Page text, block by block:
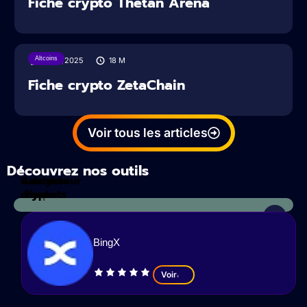
Altcoins
19/01/2025 18 M
Fiche crypto ZetaChain
Voir tous les articles
Découvrez nos outils
Calculateur
d'impots
Analyses
crypto
BingX
Voir